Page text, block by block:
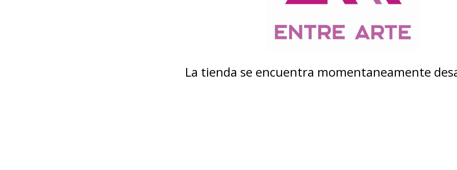
La tienda se encuentra momentaneamente